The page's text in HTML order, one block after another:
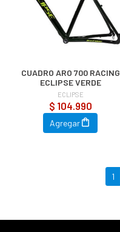
CUADRO ARO 700 RACING
ECLIPSE VERDE
ECLIPSE
$ 104.990
Agregar
1